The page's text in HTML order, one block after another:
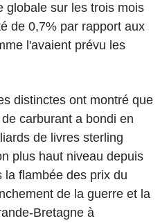
globale sur les trois mois
de 0,7% par rapport aux
l'avaient prévu les
distinctes ont montré que
carburant a bondi en
de livres sterling
plus haut niveau depuis
la flambée des prix du
de la guerre et la
Bretagne à